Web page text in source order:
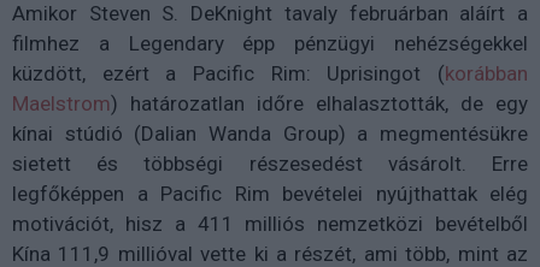
Amikor Steven S. DeKnight tavaly februárban aláírt a
filmhez a Legendary épp pénzügyi nehézségekkel
küzdött, ezért a Pacific Rim: Uprisingot (korábban
Maelstrom) határozatlan időre elhalasztották, de egy
kínai stúdió (Dalian Wanda Group) a megmentésükre
sietett és többségi részesedést vásárolt. Erre
legfőképpen a Pacific Rim bevételei nyújthattak elég
motivációt, hisz a 411 milliós nemzetközi bevételből
Kína 111,9 millióval vette ki a részét, ami több, mint az